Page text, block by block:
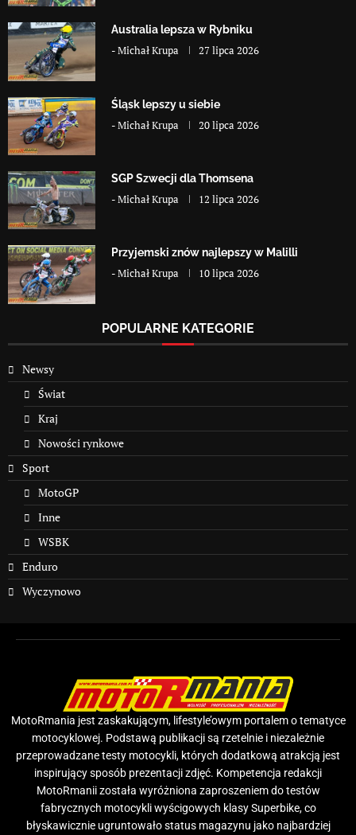
Australia lepsza w Rybniku
-Michał Krupa 27 lipca 2026
Śląsk lepszy u siebie
-Michał Krupa 20 lipca 2026
SGP Szwecji dla Thomsena
-Michał Krupa 12 lipca 2026
Przyjemski znów najlepszy w Malilli
-Michał Krupa 10 lipca 2026
POPULARNE KATEGORIE
Newsy
Świat
Kraj
Nowości rynkowe
Sport
MotoGP
Inne
WSBK
Enduro
Wyczynowo
MotoRmania jest zaskakującym, lifestyle’owym portalem o tematyce
motocyklowej. Podstawą publikacji są rzetelnie i niezależnie
przeprowadzane testy motocykli, których dodatkową atrakcją jest
inspirujący sposób prezentacji zdjęć. Kompetencja redakcji
MotoRmanii została wyróżniona zaproszeniem do testów
fabrycznych motocykli wyścigowych klasy Superbike, co
błyskawicznie ugruntowało status magazynu jako najbardziej